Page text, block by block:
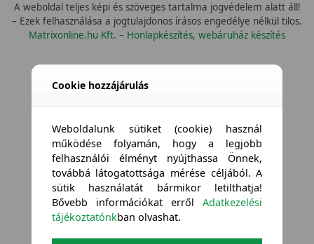
A weboldal teljes képi és szöveges tartalma jogvédelem alatt áll!
– Ezek felhasználása a jogtulajdonos írásos engedélye nélkül tilos.
Matrixonline.hu Kft. – Honlapkészítés, webáruház készítés
Cookie hozzájárulás
Weboldalunk sütiket (cookie) használ
működése folyamán, hogy a legjobb
felhasználói élményt nyújthassa Önnek,
továbbá látogatottsága mérése céljából. A
sütik használatát bármikor letilthatja!
Bővebb információkat errőlAdatkezelési
tájékoztatónkban olvashat.